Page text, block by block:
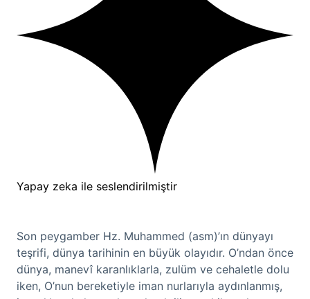
Yapay zeka ile seslendirilmiştir
Son peygamber Hz. Muhammed (asm)’ın dünyayı
teşrifi, dünya tarihinin en büyük olayıdır. O’ndan önce
dünya, manevî karanlıklarla, zulüm ve cehaletle dolu
iken, O’nun bereketiyle iman nurlarıyla aydınlanmış,